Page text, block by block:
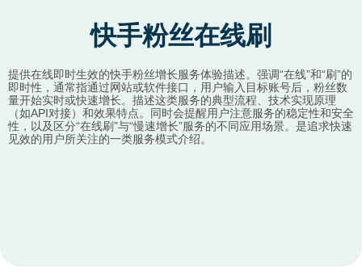
快手粉丝在线刷
提供在线即时生效的快手粉丝增长服务体验描述。强调“在线”和“刷”的
即时性，通常指通过网站或软件接口，用户输入目标账号后，粉丝数
量开始实时或快速增长。描述这类服务的典型流程、技术实现原理
（如API对接）和效果特点。同时会提醒用户注意服务的稳定性和安全
性，以及区分“在线刷”与“慢速增长”服务的不同应用场景。是追求快速
见效的用户所关注的一类服务模式介绍。